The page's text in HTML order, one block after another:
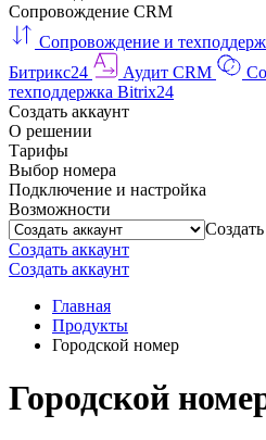
Сопровождение CRM
Сопровождение и
Битрикс24
Аудит CRM
техподдержка Bitrix24
Создать аккаунт
О решении
Тарифы
Выбор номера
Подключение и настройка
Возможности
Создать аккаунт
Создать аккаунт
Главная
Продукты
Городской номер
Городской